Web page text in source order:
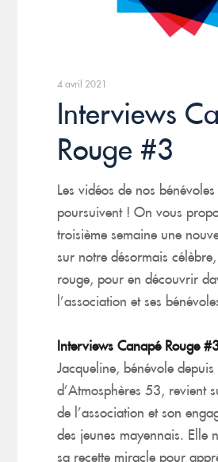
4 avril 2021
Interviews
Rouge #3
Les vidéos de nos bénévoles
poursuivent ! On vous
troisième semaine une
sur notre désormais
rouge, pour en découvrir
l’association et ses
Interviews Canapé Rouge
Jacqueline, bénévole
d’Atmosphères 53, revient
de l’association et son
des jeunes mayennais. Elle
sa recette miracle pour